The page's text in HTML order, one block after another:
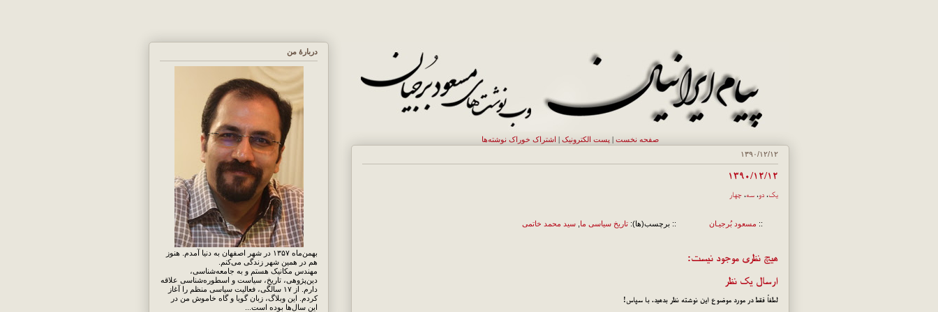
صفحه نخست | پست الکترونيک | اشتراک خوراک نوشته‌ها
۱۳۹۰/۱۲/۱۲
۱۳۹۰/۱۲/۱۲
یک، دو، سه، چهار
:: مسعود بُرجيـان :: برچسب(ها): تاریخ سیاسی ما سید محمد خاتمی
هیچ نظری موجود نیست:
ارسال یک نظر
لطفاً فقط در مورد موضوع این نوشته نظر بدهید. با سپاس!
دربارهٔ من
بهمن‌ماه ۱۳۵۷ در شهر اصفهان به دنیا آمدم. هنوز
هم در همین شهر زندگی می‌کنم.
مهندس مکانیک هستم و به جامعه‌شناسی،
دین‌پژوهی، تاریخ، سیاست و اسطوره‌شناسی علاقه
دارم. از ۱۷ سالگی، فعالیت سیاسی منظم را آغاز
کردم. این وبلاگ، زبان گویا و گاه خاموش من در
این سال‌ها بوده است...